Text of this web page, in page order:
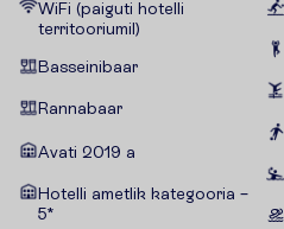
WiFi (paiguti hotelli
territooriumil)
Basseinibaar
Rannabaar
Avati 2019 a
Hotelli ametlik kategooria –
5*